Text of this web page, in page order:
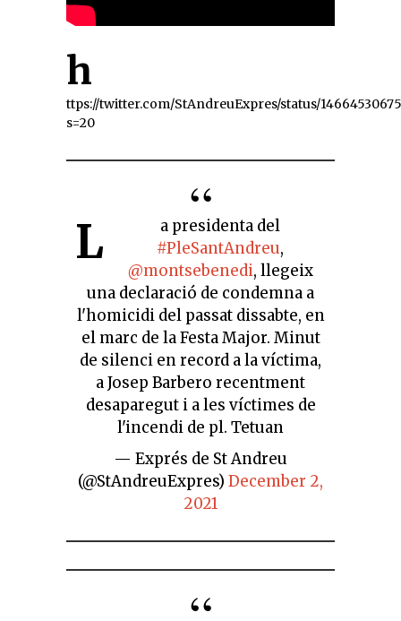
h
ttps://twitter.com/StAndreuExpres/status/
s=20
L
a presidenta del
#PleSantAndreu,
@montsebenedi, llegeix
una declaració de condemna a
l'homicidi del passat dissabte, en
el marc de la Festa Major. Minut
de silenci en record a la víctima,
a Josep Barbero recentment
desaparegut i a les víctimes de
l'incendi de pl. Tetuan
— Exprés de St Andreu
(@StAndreuExpres) December 2,
2021